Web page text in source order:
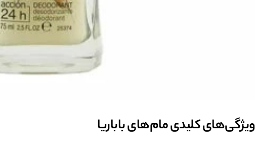
ویژگی‌های کلیدی مام‌های باباریا